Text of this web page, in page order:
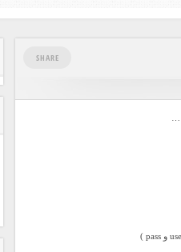
SHARE